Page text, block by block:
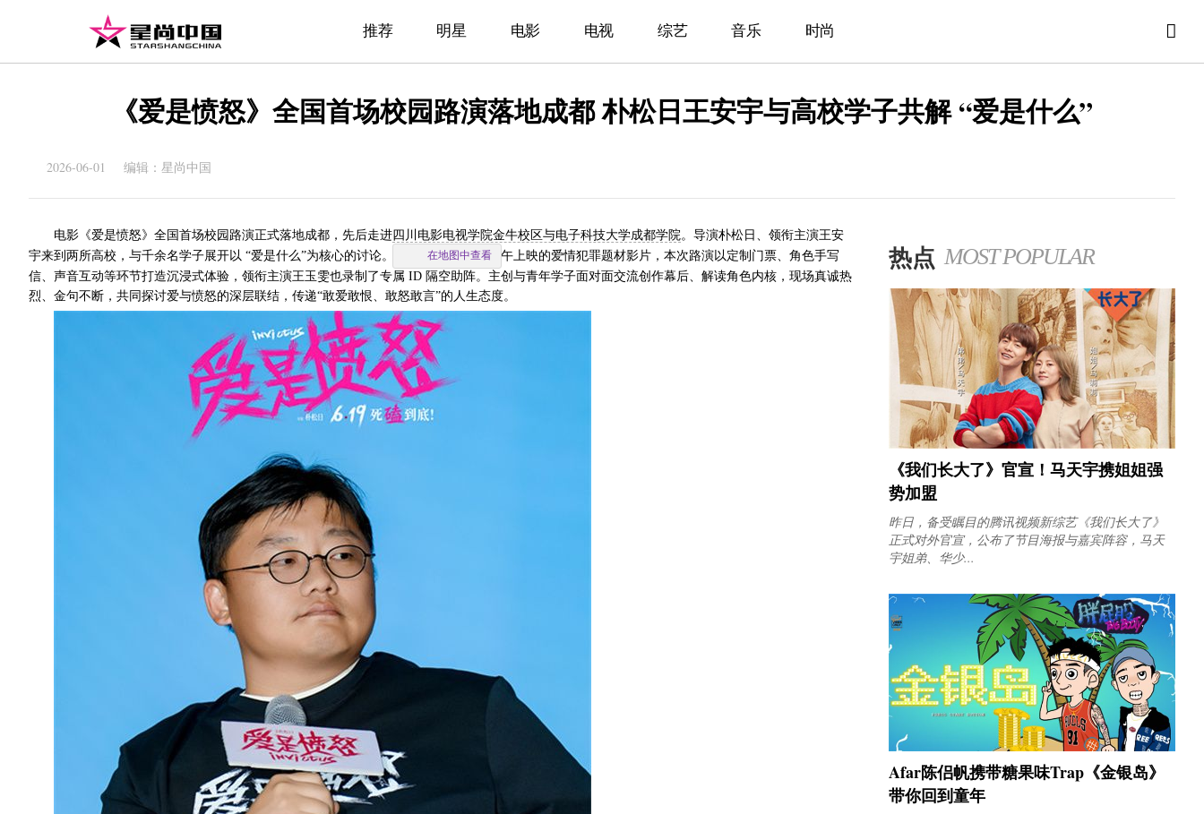
推荐 明星 电影 电视 综艺 音乐 时尚
《爱是愤怒》全国首场校园路演落地成都 朴松日王安宇与高校学子共解 “爱是什么”
2026-06-01 编辑：星尚中国
电影《爱是愤怒》全国首场校园路演正式落地成都，先后走进四川电影电视学院金牛校区与电子科技大学成都学院
在地图中查看
。导演朴松日、领衔主演王安
宇来到 两所高校，与千余名学子展开以 “爱是什么”为核心的讨论。作为定档6月19日端午上映的爱情犯罪题材影片，本次路演以定制门票、角色手写
信、声音互动等环节打造沉浸式体验， 领衔主演王玉雯也录制了专属 ID 隔空助阵。主创与青年学子面对面交流创作幕后、解读角色内核，现场真诚热
烈、金句不断，共同探讨爱与愤怒的深层联结，传递“敢爱敢恨、敢怒敢言”的 人生态度。
热点 MOST POPULAR
《我们长大了》官宣！马天宇携姐姐强
势加盟
昨日，备受瞩目的腾讯视频新综艺《我们长大了》
正式对外官宣，公布了节目海报与嘉宾阵容，马天
宇姐弟、华少...
Afar陈侣帆携带糖果味Trap《金银岛》
带你回到童年